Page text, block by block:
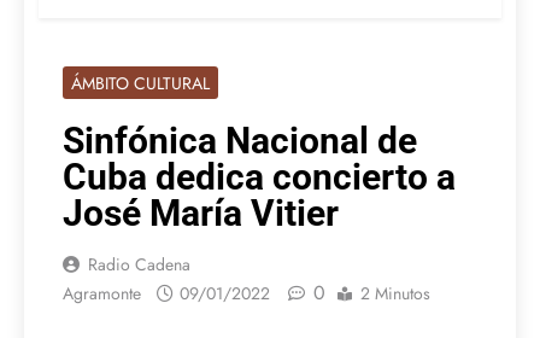
ÁMBITO CULTURAL
Sinfónica Nacional de
Cuba dedica concierto a
José María Vitier
Radio Cadena
Agramonte
09/01/2022 0 2 Minutos